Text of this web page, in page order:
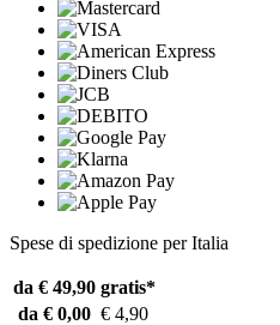
Spese di spedizione per Italia
da € 49,90 gratis*
da € 0,00 € 4,90